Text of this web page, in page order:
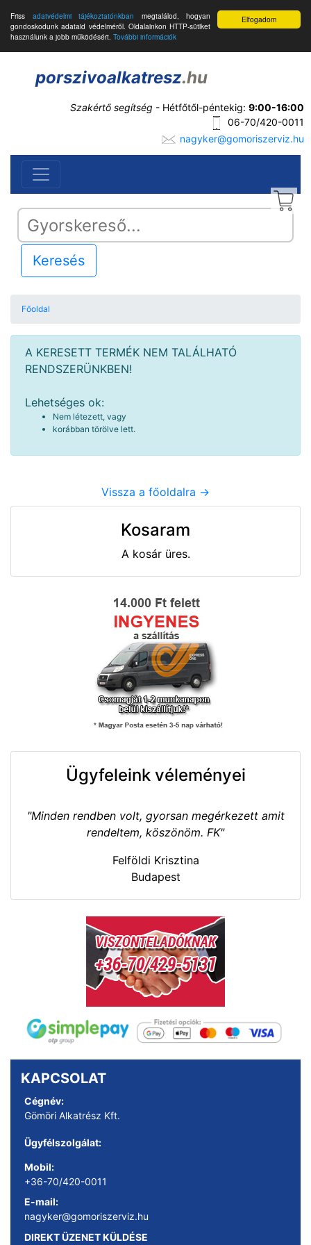
Elfogadom
Friss adatvédelmi tájékoztatónkban megtalálod, hogyan
gondoskodunk adataid védelméről. Oldalainkon HTTP-sütiket
használunk a jobb működésért. További információk
porszivoalkatresz.hu
Szakértő segítség - Hétfőtől-péntekig: 9:00-16:00
06-70/420-0011
nagyker@gomoriszerviz.hu
Keresés
Főoldal
A KERESETT TERMÉK NEM TALÁLHATÓ
RENDSZERÜNKBEN!
Lehetséges ok:
Nem létezett, vagy
korábban törölve lett.
Vissza a főoldalra ->
Kosaram
A kosár üres.
Ügyfeleink véleményei
"Minden rendben volt, gyorsan megérkezett amit
rendeltem, köszönöm. FK"
Felföldi Krisztina
Budapest
KAPCSOLAT
Cégnév:
Gömöri Alkatrész Kft.
Ügyfélszolgálat:
Mobil:
+36-70/420-0011
E-mail:
nagyker@gomoriszerviz.hu
DIREKT ÜZENET KÜLDÉSE